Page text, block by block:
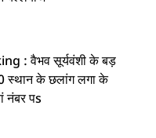
: वैभव सूर्यवंशी के बड़
स्थान के छलांग लगा के
नंबर पs